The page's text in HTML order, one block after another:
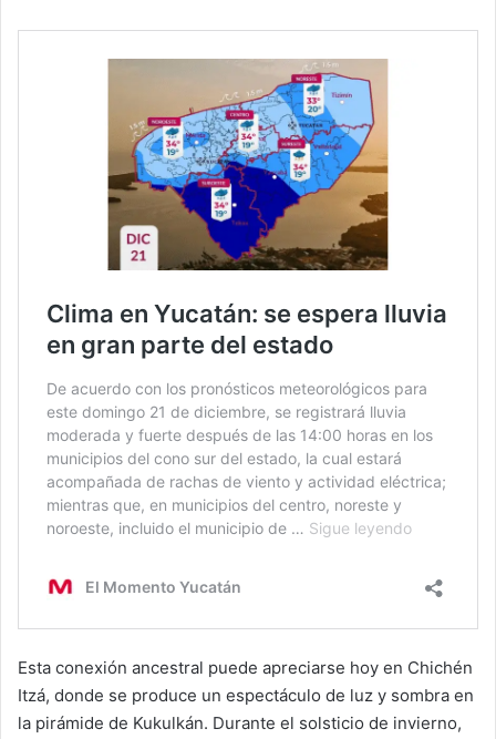
Esta conexión ancestral puede apreciarse hoy en Chichén
Itzá, donde se produce un espectáculo de luz y sombra en
la pirámide de Kukulkán. Durante el solsticio de invierno,